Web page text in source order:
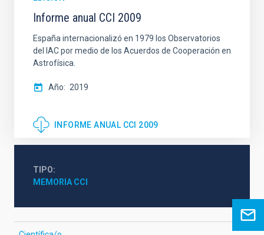
Informe anual CCI 2009
España internacionalizó en 1979 los Observatorios
del IAC por medio de los Acuerdos de Cooperación en
Astrofísica.
Año 2019
INFORME ANUAL CCI 2009
TIPO
MEMORIA CCI